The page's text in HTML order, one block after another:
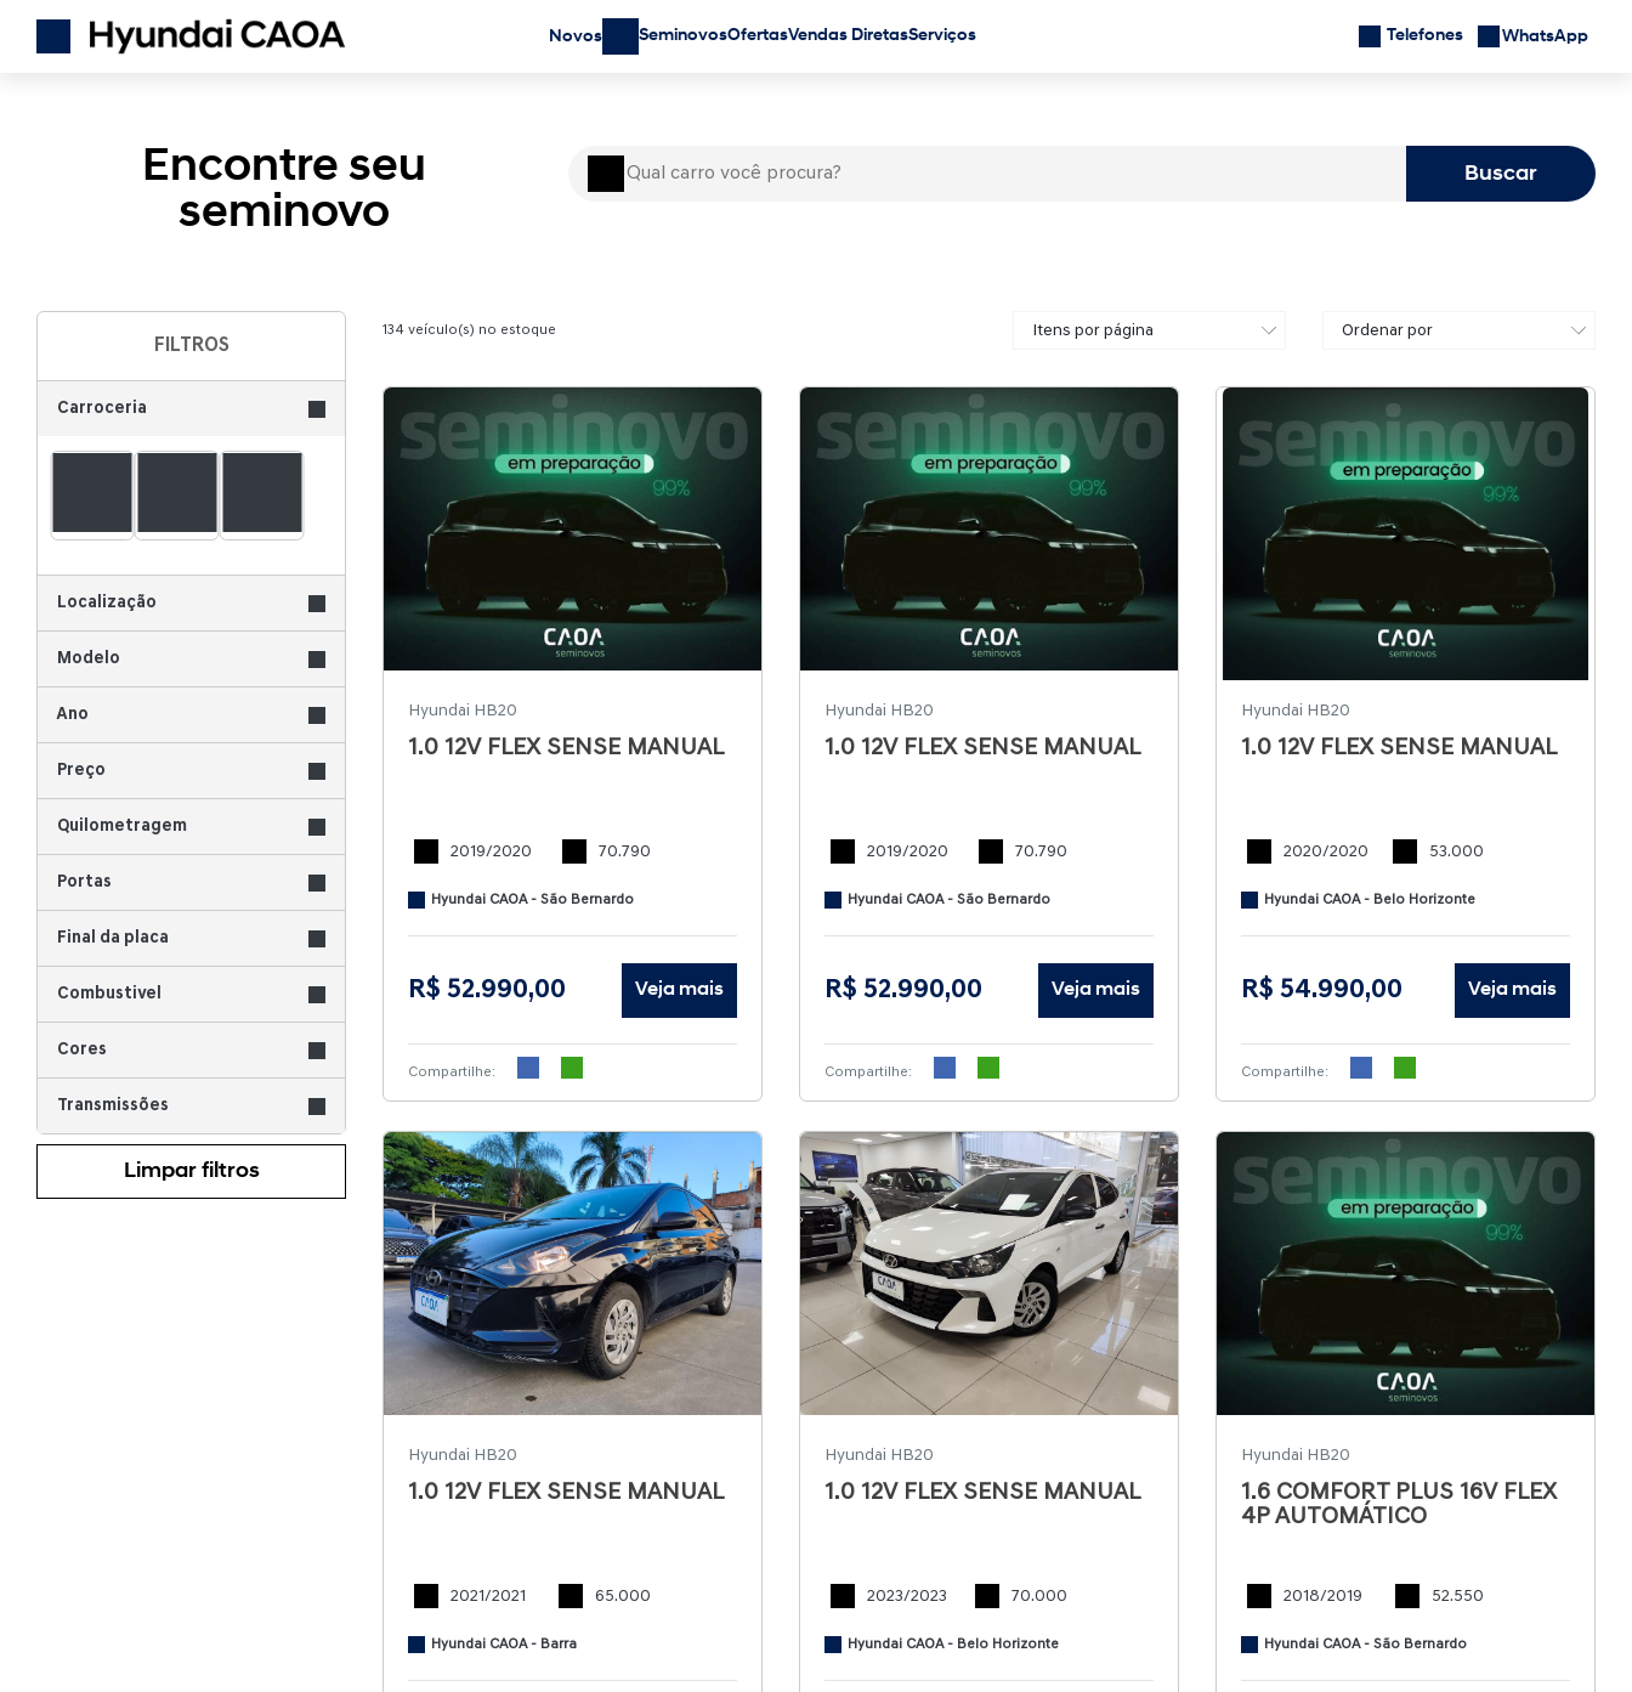
Novos SeminovosOfertasVendas DiretasServiços Telefones WhatsApp
Encontre seu
seminovo
Buscar
FILTROS
Carroceria
Localização
Modelo
Ano
Preço
Quilometragem
Portas
Final da placa
Combustivel
Cores
Transmissões
Limpar filtros
134 veículo(s) no estoque
Hyundai HB20
1.0 12V FLEX SENSE MANUAL
2019/2020 70.790
Hyundai CAOA - São Bernardo
R$ 52.990,00 Veja mais
Compartilhe:
Hyundai HB20
1.0 12V FLEX SENSE MANUAL
2019/2020 70.790
Hyundai CAOA - São Bernardo
R$ 52.990,00 Veja mais
Compartilhe:
Hyundai HB20
1.0 12V FLEX SENSE MANUAL
2020/2020 53.000
Hyundai CAOA - Belo Horizonte
R$ 54.990,00 Veja mais
Compartilhe:
Hyundai HB20
1.0 12V FLEX SENSE MANUAL
2021/2021 65.000
Hyundai CAOA - Barra
Hyundai HB20
1.0 12V FLEX SENSE MANUAL
2023/2023 70.000
Hyundai CAOA - Belo Horizonte
Hyundai HB20
1.6 COMFORT PLUS 16V FLEX
4P AUTOMÁTICO
2018/2019 52.550
Hyundai CAOA - São Bernardo